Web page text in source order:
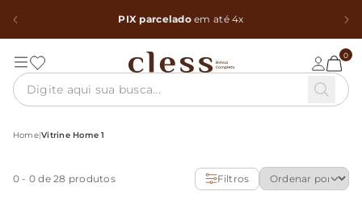
PIX parceladoem até 4x
0
Home|Vitrine Home 1
0 - 0 de 28 produtos Filtros